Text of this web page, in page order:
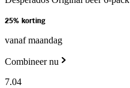
25% korting
vanaf maandag
Combineer nu
7.04